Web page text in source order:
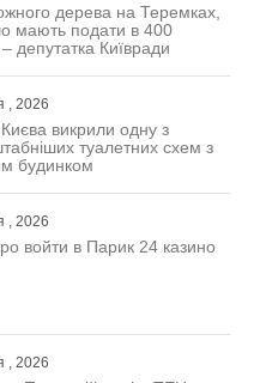
дерева на Теремках,
мають подати в 400
– депутатка Київради
, 2026
викрили одну з
туалетних схем з
будинком
, 2026
войти в Парик 24 казино
, 2026